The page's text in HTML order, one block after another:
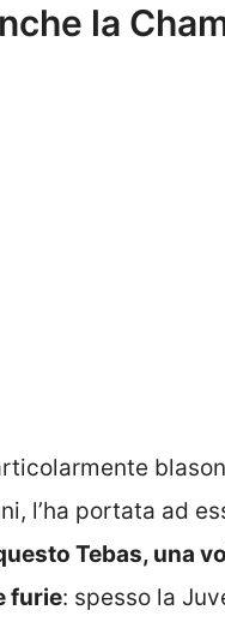
la
l’ha portata ad
Tebas, una
furie: spesso la